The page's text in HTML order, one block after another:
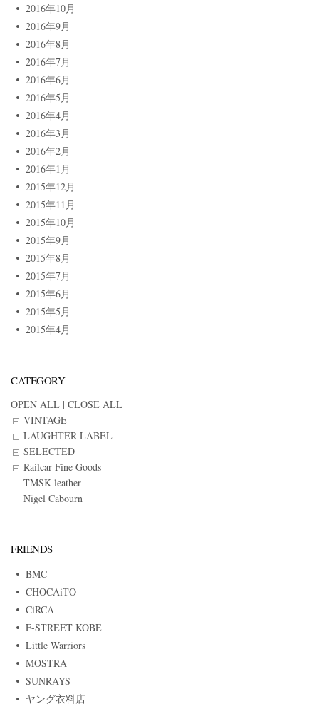
2016年10月
2016年9月
2016年8月
2016年7月
2016年6月
2016年5月
2016年4月
2016年3月
2016年2月
2016年1月
2015年12月
2015年11月
2015年10月
2015年9月
2015年8月
2015年7月
2015年6月
2015年5月
2015年4月
CATEGORY
OPEN ALL | CLOSE ALL
VINTAGE
LAUGHTER LABEL
SELECTED
Railcar Fine Goods
TMSK leather
Nigel Cabourn
FRIENDS
BMC
CHOCAiTO
CiRCA
F-STREET KOBE
Little Warriors
MOSTRA
SUNRAYS
ヤング衣料店